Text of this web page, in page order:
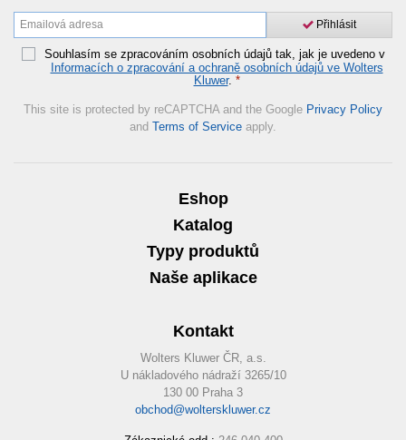
Přihlásit
Souhlasím se zpracováním osobních údajů tak, jak je uvedeno v
Informacích o zpracování a ochraně osobních údajů ve Wolters
Kluwer. *
This site is protected by reCAPTCHA and the Google Privacy Policy
and Terms of Service apply.
Eshop
Katalog
Typy produktů
Naše aplikace
Kontakt
Wolters Kluwer ČR, a.s.
U nákladového nádraží 3265/10
130 00 Praha 3
obchod@wolterskluwer.cz